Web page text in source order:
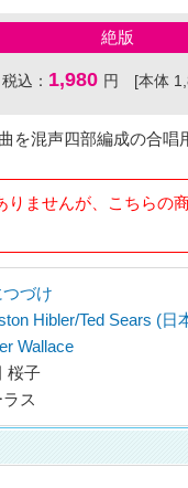
絶版
税込： 1,980 円 [本体
を混声四部編成の合唱
ませんが、こちらの
つづけ
Hibler/Ted Sears (日
Wallace
桜子
ス